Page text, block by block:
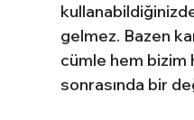
gelmez. Bazen
cümle hem bizim
sonrasında bir